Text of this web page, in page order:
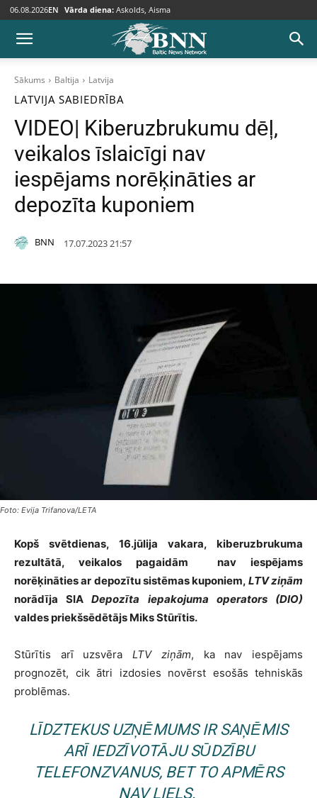
06.08.2026EN Vārda diena: Askolds, Aisma
Sākums Baltija Latvija
LATVIJA SABIEDRĪBA
VIDEO| Kiberuzbrukumu dēļ,
veikalos īslaicīgi nav
iespējams norēķināties ar
depozīta kuponiem
BNN 17.07.2023 21:57
Foto: Evija Trifanova/LETA
Kopš svētdienas, 16.jūlija vakara, kiberuzbrukuma
rezultātā, veikalos pagaidām nav iespējams
norēķināties ar depozītu sistēmas kuponiem, LTV ziņām
norādīja SIADepozīta iepakojuma operators (DIO)
valdes priekšsēdētājs Miks Stūrītis.
Stūrītis arī uzsvēra LTV ziņām, ka nav iespējams
prognozēt, cik ātri izdosies novērst esošās tehniskās
problēmas.
LĪDZTEKUS UZŅĒMUMS IR SAŅĒMIS
ARĪ IEDZĪVOTĀJU SŪDZĪBU
TELEFONZVANUS, BET TO APMĒRS
NAV LIELS.